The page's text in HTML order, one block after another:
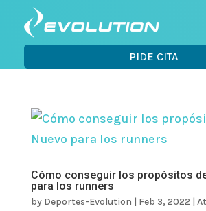
PIDE CITA
Cómo conseguir los propósitos
para los runners
by Deportes-Evolution | Feb 3, 2022 |